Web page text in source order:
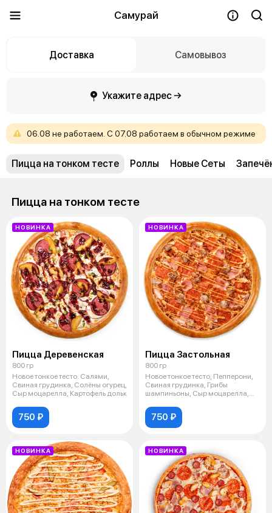
Самурай
Доставка Самовывоз
Укажите адрес →
06.08 не работаем. С 07.08 работаем в обычном режиме
Пицца на тонком тесте Роллы Новые Сеты
Пицца на тонком тесте
НОВИНКА
Пицца Деревенская
800 гр
Новое тонкое тесто. Салями,
Свиная грудинка, Солёны огурец,
Сыр моцарелла, Картофель дольк
750 ₽
НОВИНКА
Пицца Застольная
800 гр
Новое тонкое тесто, Пепперони,
Свиная грудинка, Грибы
шампиньоны, Сыр моцарелла,
750 ₽
НОВИНКА НОВИНКА